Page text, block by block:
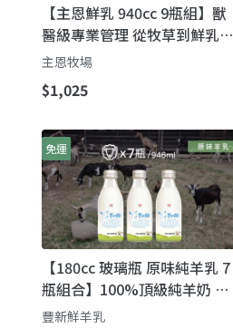
【主恩鮮乳 940cc 9瓶組】獸
醫級專業管理 從牧草到鮮乳的
純淨承諾
主恩牧場
$1,025
免運
【180cc 玻璃瓶 原味純羊乳 7
瓶組合】100%頂級純羊奶 無
乳化劑 消泡劑 人工色素 人工
豐新鮮羊乳